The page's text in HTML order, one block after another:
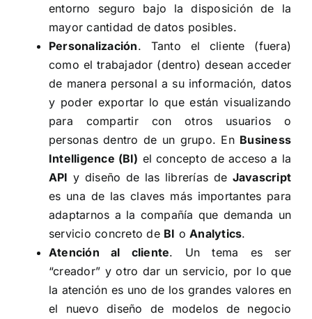
entorno seguro bajo la disposición de la
mayor cantidad de datos posibles.
Personalización. Tanto el cliente (fuera)
como el trabajador (dentro) desean acceder
de manera personal a su información, datos
y poder exportar lo que están visualizando
para compartir con otros usuarios o
personas dentro de un grupo. En Business
Intelligence (BI) el concepto de acceso a la
API y diseño de las librerías de Javascript
es una de las claves más importantes para
adaptarnos a la compañía que demanda un
servicio concreto de BI oAnalytics.
Atención al cliente. Un tema es ser
“creador” y otro dar un servicio, por lo que
la atención es uno de los grandes valores en
el nuevo diseño de modelos de negocio